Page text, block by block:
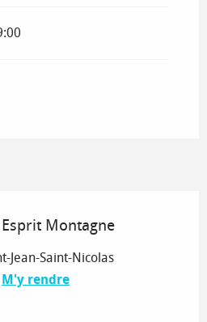
Montagne
Jean-Saint-Nicolas
M'y rendre